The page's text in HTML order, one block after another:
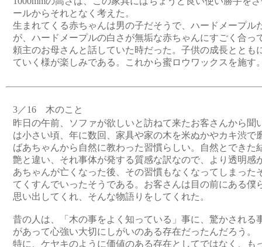
ールからそれとなく考えた。
生まれてくる赤ちゃんは男の子だそうで、ハードメープル
が、ハードメープルの白さが無垢な赤ちゃんにすごく合っ
頼主のお母さんと話していた時だった。子供の成長ととも
ていく様が楽しみである。これから蜜ロウワックスを施す
3／16 木のこと
昨日の午前、ソファが欲しいと訪ねて来たお客さんから聞
は小さい頃、年に数回、家具や家の木を米ぬかやカキ渋で
ばあちゃんから自然に教わった習慣らしい。自然とできた
艶と違い、それ事体が発する質感な訳なので、より透明感
あちゃんが亡くなった後、その習慣もなくなってしまった
てくすんでいったそうである。お客さんは目の前にある僕
思い出してくれ、そんな物語りをしてくれた。
昔の人は、「木の事をよく知っている」事に、驚かされる
があって心強い大切にしがいのある存在だったんだろう。
特に、ケヤキのように価値のある存在としてではなく、も